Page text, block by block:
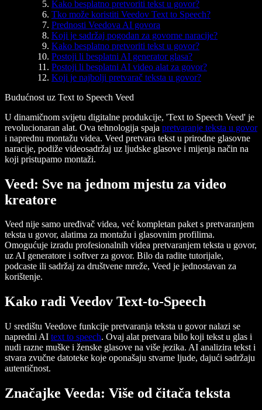
Kako besplatno pretvoriti tekst u govor?
Tko može koristiti Veedov Text to Speech?
Prednosti Veedova AI govora
Koji je sadržaj pogodan za govorne naracije?
Kako besplatno pretvoriti tekst u govor?
Postoji li besplatni AI generator glasa?
Postoji li besplatni AI video alat za govor?
Koji je najbolji pretvarač teksta u govor?
Budućnost uz Text to Speech Veed
U dinamičnom svijetu digitalne produkcije, 'Text to Speech Veed' je
revolucionaran alat. Ova tehnologija spaja pretvaranje teksta u govor
i naprednu montažu videa. Veed pretvara tekst u prirodne glasovne
naracije, podiže videosadržaj uz ljudske glasove i mijenja način na
koji pristupamo montaži.
Veed: Sve na jednom mjestu za video
kreatore
Veed nije samo uređivač videa, već kompletan paket s pretvaranjem
teksta u govor, alatima za montažu i glasovnim profilima.
Omogućuje izradu profesionalnih videa pretvaranjem teksta u govor,
uz AI generatore i softver za govor. Bilo da radite tutorijale,
podcaste ili sadržaj za društvene mreže, Veed je jednostavan za
korištenje.
Kako radi Veedov Text-to-Speech
U središtu Veedove funkcije pretvaranja teksta u govor nalazi se
napredni AI text to speech. Ovaj alat pretvara bilo koji tekst u glas i
nudi razne muške i ženske glasove na više jezika. AI analizira tekst i
stvara zvučne datoteke koje oponašaju stvarne ljude, dajući sadržaju
autentičnost.
Značajke Veeda: Više od čitača teksta